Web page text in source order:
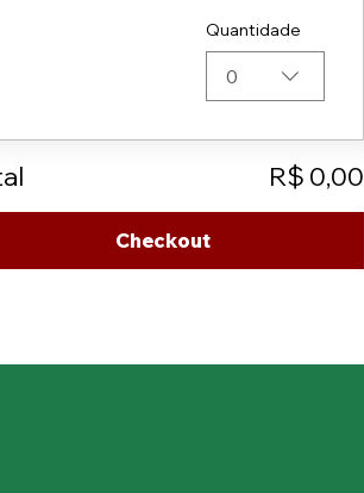
Quantidade
0
R$ 0,00
Checkout